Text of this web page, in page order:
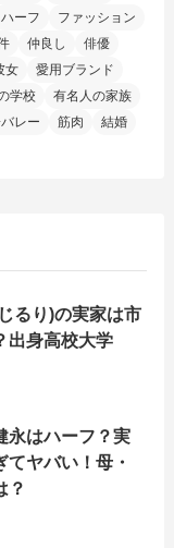
ハーフ
ファッション
仲良し
俳優
女
愛用ブランド
学校
有名人の家族
レー 筋肉
結婚
るり)の実家は市
出身高校大学
永はハーフ？実
ヤバい！母・
？